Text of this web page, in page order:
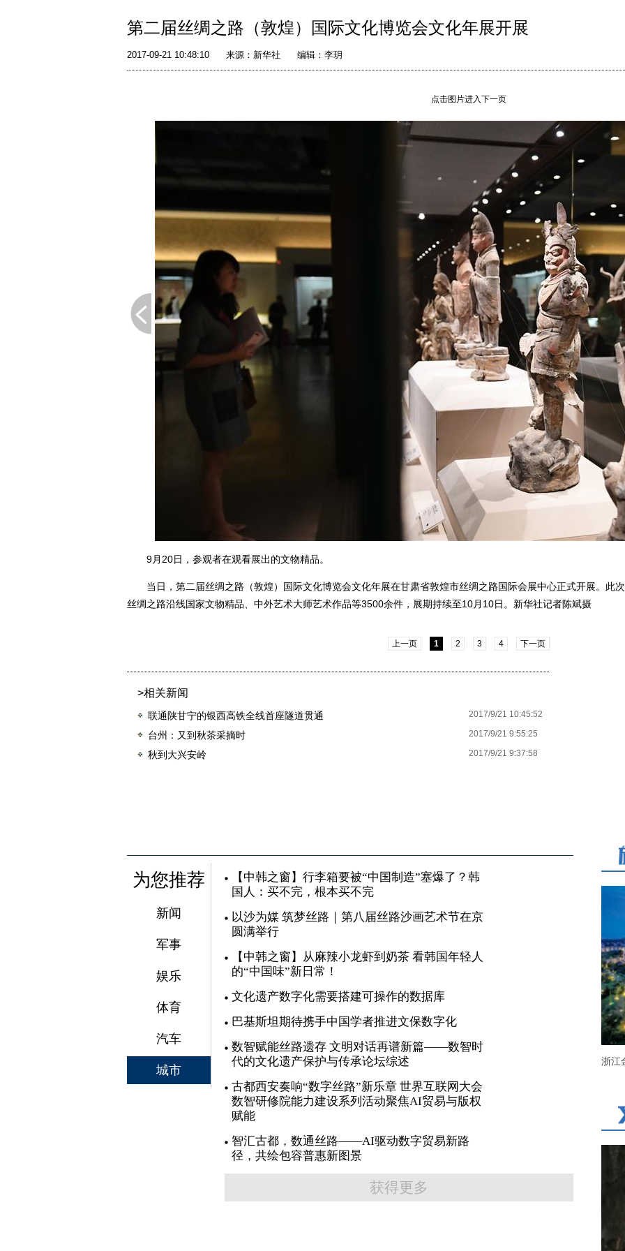
第二届丝绸之路（敦煌）国际文化博览会文化年展开展
2017-09-21 10:48:10 来源：新华社 编辑：李玥
点击图片进入下一页
下一页
9月20日，参观者在观看展出的文物精品。
当日，第二届丝绸之路（敦煌）国际文化博览会文化年展在甘肃省敦煌市丝绸之路国际会展中心正式开展。此
丝绸之路沿线国家文物精品、中外艺术大师艺术作品等3500余件，展期持续至10月10日。新华社记者陈斌摄
上一页 1 2 3 4 下一页
>相关新闻
联通陕甘宁的银西高铁全线首座隧道贯通 2017/9/21 10:45:52
台州：又到秋茶采摘时 2017/9/21 9:55:25
秋到大兴安岭 2017/9/21 9:37:58
为您推荐
新闻
军事
娱乐
体育
汽车
城市
【中韩之窗】行李箱要被“中国制造”塞爆了？韩
国人：买不完，根本买不完
以沙为媒 筑梦丝路｜第八届丝路沙画艺术节在京
圆满举行
【中韩之窗】从麻辣小龙虾到奶茶 看韩国年轻人
的“中国味”新日常！
文化遗产数字化需要搭建可操作的数据库
巴基斯坦期待携手中国学者推进文保数字化
数智赋能丝路遗存 文明对话再谱新篇——数智时
代的文化遗产保护与传承论坛综述
古都西安奏响“数字丝路”新乐章 世界互联网大会
数智研修院能力建设系列活动聚焦AI贸易与版权
赋能
智汇古都，数通丝路——AI驱动数字贸易新路
径，共绘包容普惠新图景
获得更多
浙江